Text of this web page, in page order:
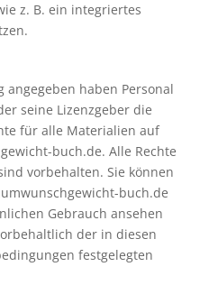
z. B. ein integriertes
haben Personal
seine Lizenzgeber die
für alle Materialien auf
buch.de. Alle Rechte
vorbehalten. Sie können
buch.de
Gebrauch ansehen
der in diesen
festgelegten